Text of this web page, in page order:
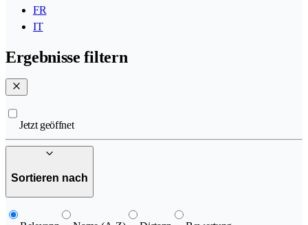
FR
IT
Ergebnisse filtern
Jetzt geöffnet
Sortieren nach